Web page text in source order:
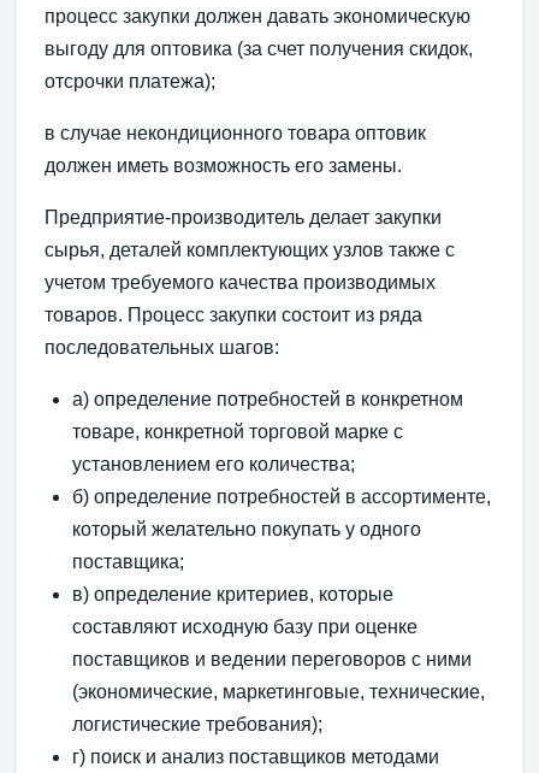
процесс закупки должен давать экономическую
выгоду для оптовика (за счет получения скидок,
отсрочки платежа);
в случае некондиционного товара оптовик
должен иметь возможность его замены.
Предприятие-производитель делает закупки
сырья, деталей комплектующих узлов также с
учетом требуемого качества производимых
товаров. Процесс закупки состоит из ряда
последовательных шагов:
а) определение потребностей в конкретном
товаре, конкретной торговой марке с
установлением его количества;
б) определение потребностей в ассортименте,
который желательно покупать у одного
поставщика;
в) определение критериев, которые
составляют исходную базу при оценке
поставщиков и ведении переговоров с ними
(экономические, маркетинговые, технические,
логистические требования);
г) поиск и анализ поставщиков методами